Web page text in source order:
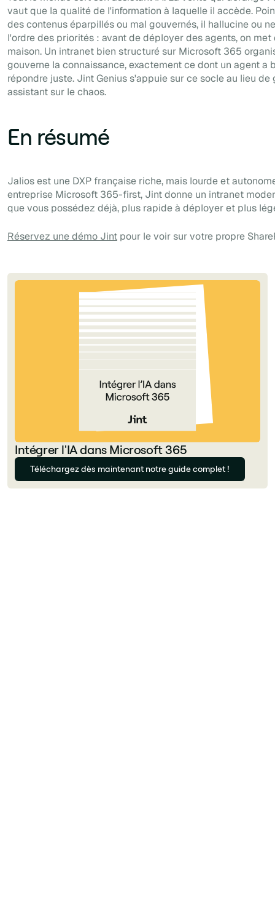
vaut que la qualité de l'information à laquelle il accède.
des contenus éparpillés ou mal gouvernés, il hallucine ou
l'ordre des priorités : avant de déployer des agents, on met
maison. Un intranet bien structuré sur Microsoft 365
gouverne la connaissance, exactement ce dont un agent a
répondre juste. Jint Genius s'appuie sur ce socle au lieu de
assistant sur le chaos.
En résumé
Jalios est une DXP française riche, mais lourde et
entreprise Microsoft 365-first, Jint donne un intranet
que vous possédez déjà, plus rapide à déployer et plus
Réservez une démo Jint pour le voir sur votre propre
Intégrer l'IA dans Microsoft 365
Téléchargez dès maintenant notre guide complet !